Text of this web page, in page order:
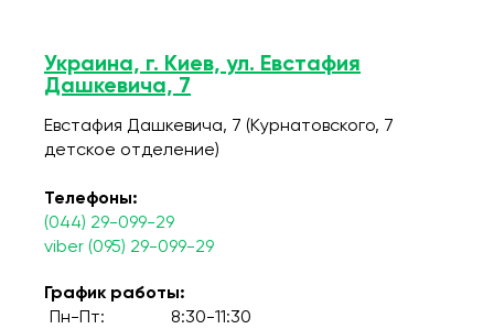
Украина, г. Киев, ул. Евстафия
Дашкевича, 7
Евстафия Дашкевича, 7 (Курнатовского, 7
детское отделение)
Телефоны:
(044) 29-099-29
viber (095) 29-099-29
График работы:
Пн-Пт:
8:30-11:30